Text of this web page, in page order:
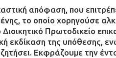
απόφαση, που
το οποίο χορηγούσε
Πρωτοδικείο
εκδίκαση της
Εκφράζουμε την